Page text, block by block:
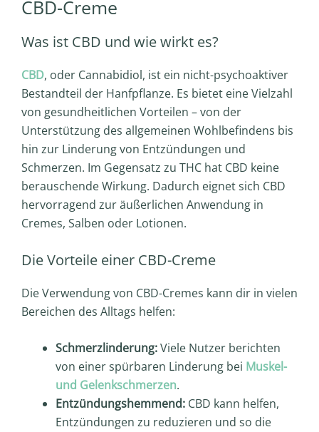
CBD-Creme
Was ist CBD und wie wirkt es?
CBD, oder Cannabidiol, ist ein nicht-psychoaktiver
Bestandteil der Hanfpflanze. Es bietet eine Vielzahl
von gesundheitlichen Vorteilen – von der
Unterstützung des allgemeinen Wohlbefindens bis
hin zur Linderung von Entzündungen und
Schmerzen. Im Gegensatz zu THC hat CBD keine
berauschende Wirkung. Dadurch eignet sich CBD
hervorragend zur äußerlichen Anwendung in
Cremes, Salben oder Lotionen.
Die Vorteile einer CBD-Creme
Die Verwendung von CBD-Cremes kann dir in vielen
Bereichen des Alltags helfen:
Schmerzlinderung:Viele Nutzer berichten
von einer spürbaren Linderung bei Muskel-
und Gelenkschmerzen.
Entzündungshemmend: CBD kann helfen,
Entzündungen zu reduzieren und so die